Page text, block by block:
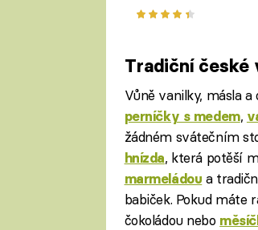
Tradiční české
Vůně vanilky, másla
perníčky s medem,
žádném svátečním
hnízda, která potěší
marmeládou a
babiček. Pokud máte
čokoládou nebo